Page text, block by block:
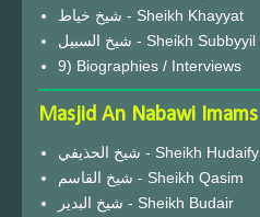
شيخ خياط - Sheikh Khayyat
شيخ السبيل - Sheikh Subbyyil
9) Biographies / Interviews
Masjid An Nabawi Imams
شيخ الحذيفي - Sheikh Hudaify
شيخ القاسم - Sheikh Qasim
شيخ البدير - Sheikh Budair